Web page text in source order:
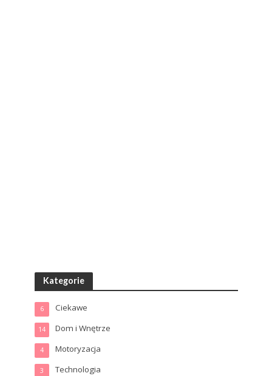
Kategorie
Ciekawe
6
Dom i Wnętrze
14
Motoryzacja
4
Technologia
3